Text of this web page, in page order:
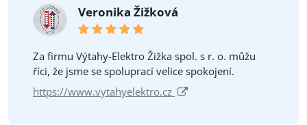
Veronika Žižková
Za firmu Výtahy-Elektro Žižka spol. s r. o. můžu
říci, že jsme se spoluprací velice spokojení.
https://www.vytahyelektro.cz